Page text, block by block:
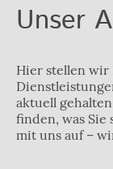
Unser
Hier stellen wir
aktuell
finden, was Sie
mit uns auf –